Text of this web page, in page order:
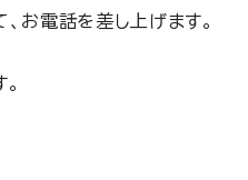
お電話を差し上げます。